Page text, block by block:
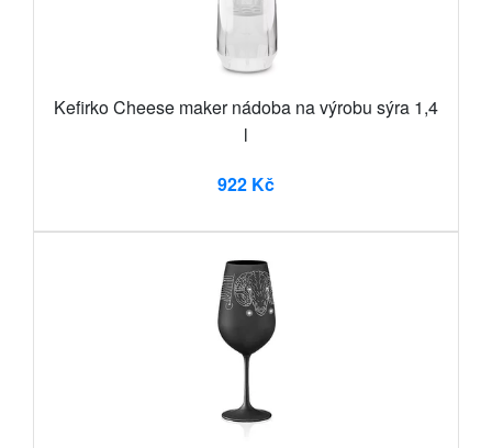
Kefirko Cheese maker nádoba na výrobu sýra 1,4
l
922 Kč